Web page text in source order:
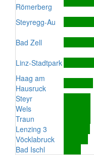
Römerberg
Steyregg-Au
Bad Zell
Linz-Stadtpark
Haag am
Hausruck
Steyr
Wels
Traun
Lenzing 3
Vöcklabruck
Bad Ischl